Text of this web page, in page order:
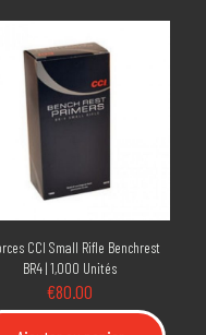
CCI Small Rifle Benchrest
BR4 | 1,000 Unités
€80.00